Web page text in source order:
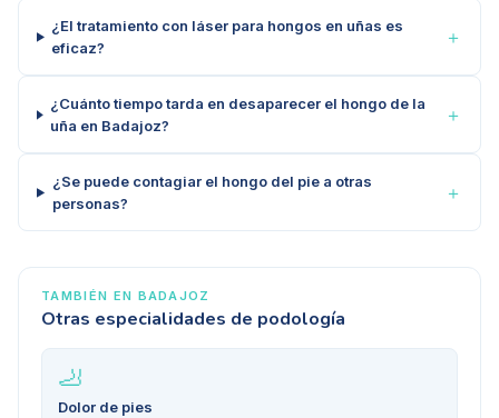
¿El tratamiento con láser para hongos en uñas es
eficaz?
＋
¿Cuánto tiempo tarda en desaparecer el hongo de la
uña en Badajoz?
＋
¿Se puede contagiar el hongo del pie a otras
personas?
＋
TAMBIÉN EN BADAJOZ
Otras especialidades de podología
🦶
Dolor de pies